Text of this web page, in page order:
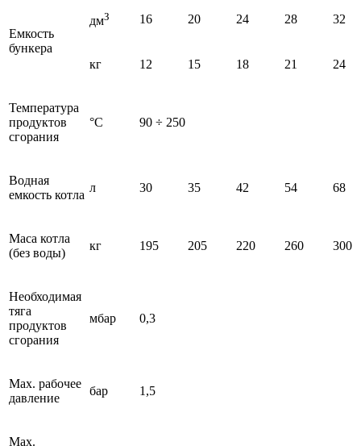
Емкость
бункера
дмЗ 16 20 24 28 32
кг 12 15 18 21 24
Температура
продуктов
сгорания
°C 90 ÷ 250
Водная
емкость котла
л 30 35 42 54 68
Маса котла
(без воды)
кг 195 205 220 260 300
Необходимая
тяга
продуктов
сгорания
мбар 0,3
Мах. рабочее
давление
бар 1,5
Мах.